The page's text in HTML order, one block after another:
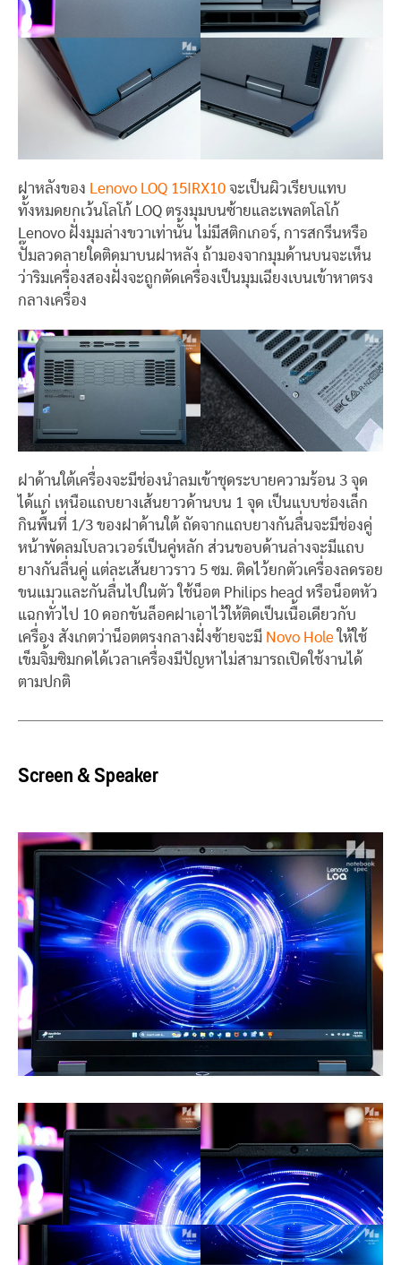
ฝาหลังของ Lenovo LOQ 15IRX10 จะเป็นผิวเรียบแทบ
ทั้งหมดยกเว้นโลโก้ LOQ ตรงมุมบนซ้ายและเพลตโลโก้
Lenovo ฝั่งมุมล่างขวาเท่านั้น ไม่มีสติกเกอร์, การสกรีนหรือ
ปั๊มลวดลายใดติดมาบนฝาหลัง ถ้ามองจากมุมด้านบนจะเห็น
ว่าริมเครื่องสองฝั่งจะถูกตัดเครื่องเป็นมุมเฉียงเบนเข้าหาตรง
กลางเครื่อง
ฝาด้านใต้เครื่องจะมีช่องนำลมเข้าชุดระบายความร้อน 3 จุด
ได้แก่ เหนือแถบยางเส้นยาวด้านบน 1 จุด เป็นแบบช่องเล็ก
กินพื้นที่ 1/3 ของฝาด้านใต้ ถัดจากแถบยางกันลื่นจะมีช่องคู่
หน้าพัดลมโบลวเวอร์เป็นคู่หลัก ส่วนขอบด้านล่างจะมีแถบ
ยางกันลื่นคู่ แต่ละเส้นยาวราว 5 ซม. ติดไว้ยกตัวเครื่องลดรอย
ขนแมวและกันลื่นไปในตัว ใช้น็อต Philips head หรือน็อตหัว
แฉกทั่วไป 10 ดอกขันล็อคฝาเอาไว้ให้ติดเป็นเนื้อเดียวกับ
เครื่อง สังเกตว่าน็อตตรงกลางฝั่งซ้ายจะมี Novo Hole ให้ใช้
เข็มจิ้มซิมกดได้เวลาเครื่องมีปัญหาไม่สามารถเปิดใช้งานได้
ตามปกติ
Screen & Speaker